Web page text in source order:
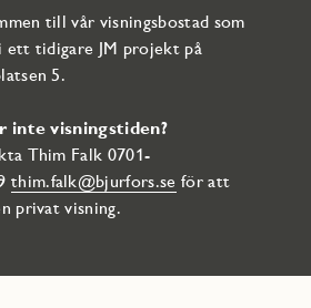
till vår visningsbostad som
ett tidigare JM projekt på
5.
inte visningstiden?
Thim Falk 0701-
thim.falk@bjurfors.se för att
privat visning.